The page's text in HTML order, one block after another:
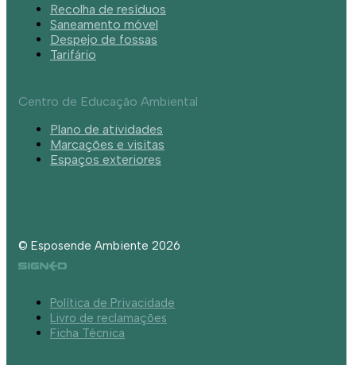
Recolha de resíduos
Saneamento móvel
Despejo de fossas
Tarifário
Centro de Educação Ambiental
Plano de atividades
Marcações e visitas
Espaços exteriores
© Esposende Ambiente 2026
Política de Privacidade
Livro de reclamações
Ficha Técnica